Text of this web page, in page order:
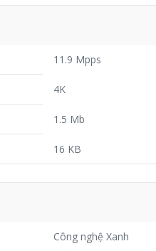
11.9 Mpps
4K
1.5 Mb
16 KB
Công nghệ Xanh